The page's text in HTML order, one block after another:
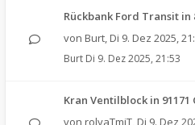
Rückbank Ford Transit in
von Burt, Di 9. Dez 2025,
Burt Di 9. Dez 2025, 21:53
Kran Ventilblock in
von rolyaTmiT, Di 9. Dez